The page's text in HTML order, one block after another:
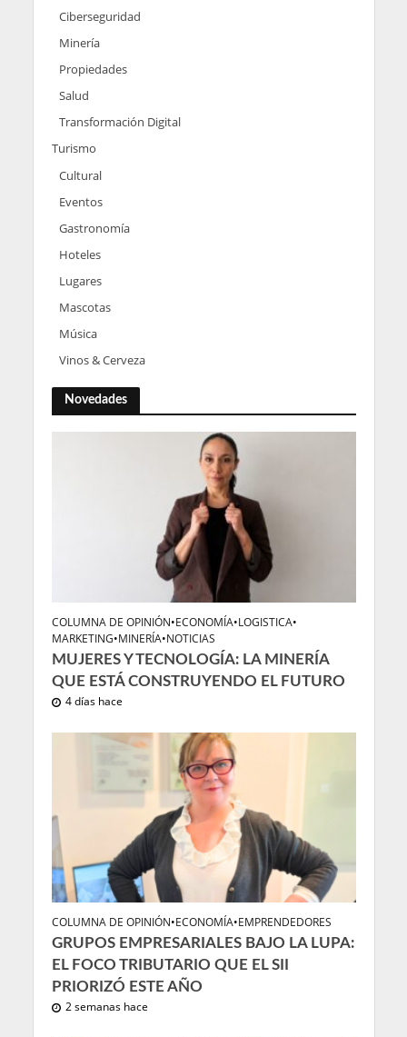
Ciberseguridad
Minería
Propiedades
Salud
Transformación Digital
Turismo
Cultural
Eventos
Gastronomía
Hoteles
Lugares
Mascotas
Música
Vinos & Cerveza
Novedades
COLUMNA DE OPINIÓN•ECONOMÍA•LOGISTICA•
MARKETING•MINERÍA•NOTICIAS
MUJERES Y TECNOLOGÍA: LA MINERÍA
QUE ESTÁ CONSTRUYENDO EL FUTURO
4 días hace
COLUMNA DE OPINIÓN•ECONOMÍA•EMPRENDEDORES
GRUPOS EMPRESARIALES BAJO LA LUPA:
EL FOCO TRIBUTARIO QUE EL SII
PRIORIZÓ ESTE AÑO
2 semanas hace